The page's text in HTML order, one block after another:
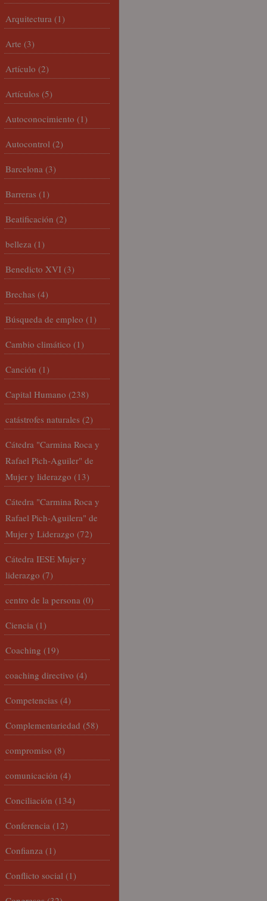
Arquitectura (1)
Arte (3)
Artículo (2)
Artículos (5)
Autoconocimiento (1)
Autocontrol (2)
Barcelona (3)
Barreras (1)
Beatificación (2)
belleza (1)
Benedicto XVI (3)
Brechas (4)
Búsqueda de empleo (1)
Cambio climático (1)
Canción (1)
Capital Humano (238)
catástrofes naturales (2)
Cátedra "Carmina Roca y
Rafael Pich-Aguiler" de
Mujer y liderazgo (13)
Cátedra "Carmina Roca y
Rafael Pich-Aguilera" de
Mujer y Liderazgo (72)
Cátedra IESE Mujer y
liderazgo (7)
centro de la persona (0)
Ciencia (1)
Coaching (19)
coaching directivo (4)
Competencias (4)
Complementariedad (58)
compromiso (8)
comunicación (4)
Conciliación (134)
Conferencia (12)
Confianza (1)
Conflicto social (1)